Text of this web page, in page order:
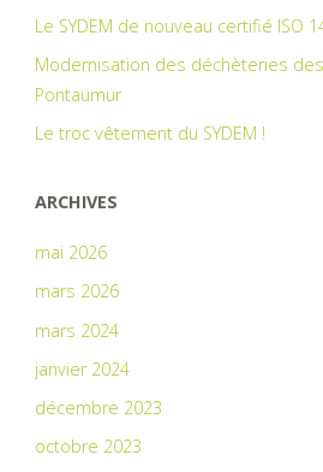
Le SYDEM de nouveau certifié ISO
Modernisation des déchèteries
Pontaumur
Le troc vêtement du SYDEM !
ARCHIVES
mai 2026
mars 2026
mars 2024
janvier 2024
décembre 2023
octobre 2023